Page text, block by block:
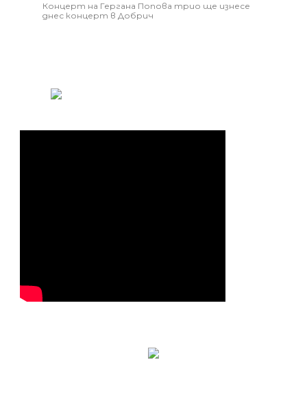
Концерт на Гергана Попова трио ще изнесе
днес концерт в Добрич